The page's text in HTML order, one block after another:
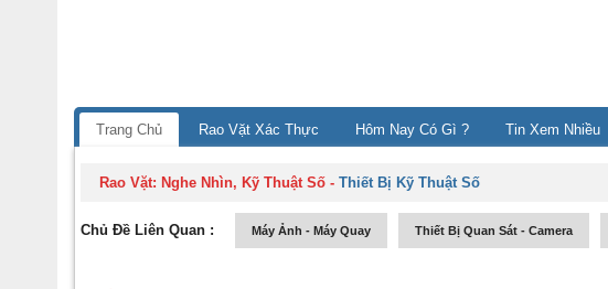
Trang Chủ Rao Vặt Xác Thực Hôm Nay Có Gì ? Tin Xem Nhiều
Rao Vặt: Nghe Nhìn, Kỹ Thuật Số -Thiết Bị Kỹ Thuật Số
Chủ Đề Liên Quan : Máy Ảnh - Máy Quay Thiết Bị Quan Sát - Camera